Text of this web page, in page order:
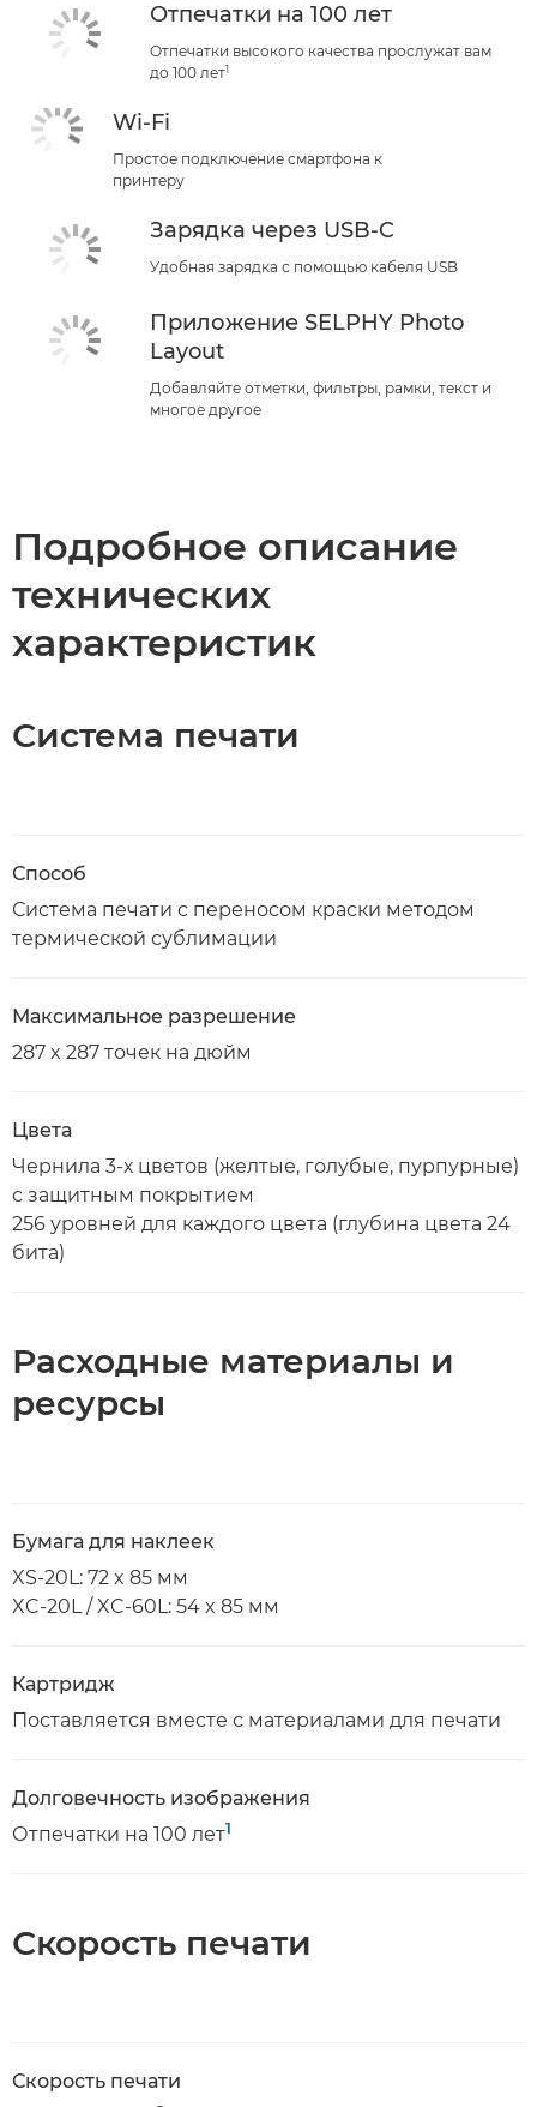
Отпечатки на 100 лет
Отпечатки высокого качества прослужат вам
до 100 лет1
Wi-Fi
Простое подключение смартфона к
принтеру
Зарядка через USB-C
Удобная зарядка с помощью кабеля USB
Приложение SELPHY Photo
Layout
Добавляйте отметки, фильтры, рамки, текст и
многое другое
Подробное описание
технических
характеристик
Система печати
Способ
Система печати с переносом краски методом
термической сублимации
Максимальное разрешение
287 x 287 точек на дюйм
Цвета
Чернила 3-х цветов (желтые, голубые, пурпурные)
с защитным покрытием
256 уровней для каждого цвета (глубина цвета 24
бита)
Расходные материалы и
ресурсы
Бумага для наклеек
XS-20L: 72 x 85 мм
XC-20L / XC-60L: 54 x 85 мм
Картридж
Поставляется вместе с материалами для печати
Долговечность изображения
Отпечатки на 100 лет1
Скорость печати
Скорость печати